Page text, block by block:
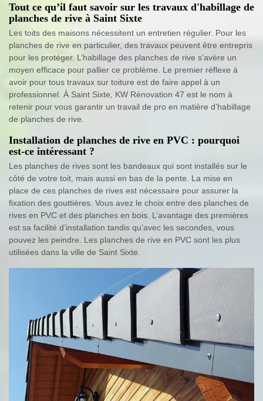
Tout ce qu’il faut savoir sur les travaux d'habillage de
planches de rive à Saint Sixte
Les toits des maisons nécessitent un entretien régulier. Pour les
planches de rive en particulier, des travaux peuvent être entrepris
pour les protéger. L’habillage des planches de rive s’avère un
moyen efficace pour pallier ce problème. Le premier réflexe à
avoir pour tous travaux sur toiture est de faire appel à un
professionnel. À Saint Sixte, KW Rénovation 47 est le nom à
retenir pour vous garantir un travail de pro en matière d’habillage
de planches de rive.
Installation de planches de rive en PVC : pourquoi
est-ce intéressant ?
Les planches de rives sont les bandeaux qui sont installés sur le
côté de votre toit, mais aussi en bas de la pente. La mise en
place de ces planches de rives est nécessaire pour assurer la
fixation des gouttières. Vous avez le choix entre des planches de
rives en PVC et des planches en bois. L’avantage des premières
est sa facilité d’installation tandis qu’avec les secondes, vous
pouvez les peindre. Les planches de rive en PVC sont les plus
utilisées dans la ville de Saint Sixte.